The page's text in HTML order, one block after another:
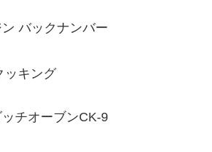
バックナンバー
ッキング
チオーブンCK-9